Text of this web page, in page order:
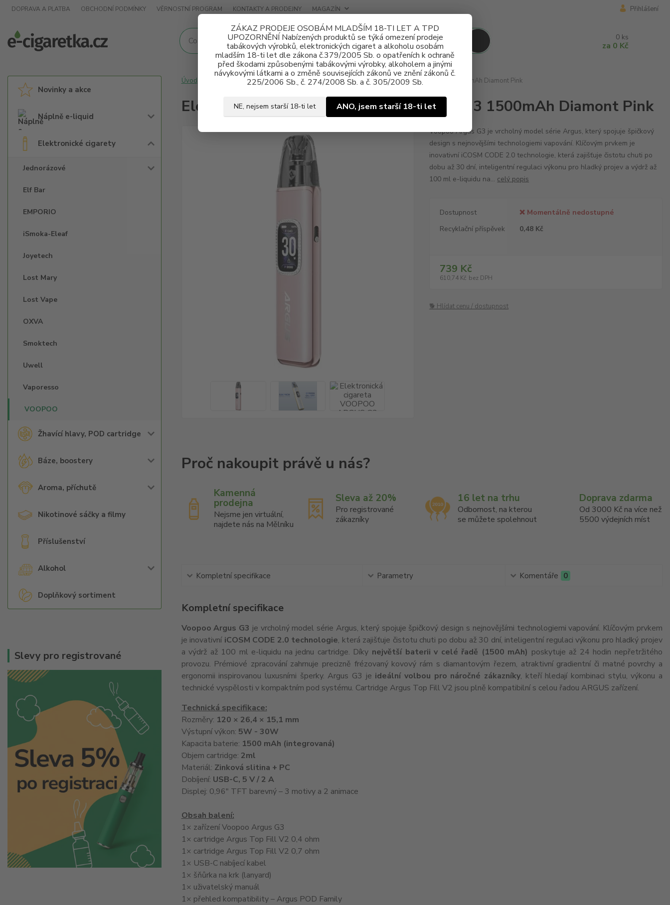
ZÁKAZ PRODEJE OSOBÁM MLADŠÍM 18-TI LET A TPD
UPOZORNĚNÍ Nabízených produktů se týká omezení prodeje
tabákových výrobků, elektronických cigaret a alkoholu osobám
mladším 18-ti let dle zákona č.379/2005 Sb. o opatřeních k ochraně
před škodami způsobenými tabákovými výrobky, alkoholem a jinými
návykovými látkami a o změně souvisejících zákonů ve znění zákonů č.
225/2006 Sb., č. 274/2008 Sb. a č. 305/2009 Sb.
NE, nejsem starší 18-ti let ANO, jsem starší 18-ti let
DOPRAVA A PLATBA OBCHODNÍ PODMÍNKY VĚRNOSTNÍ PROGRAM KONTAKTY A PRODEJNY MAGAZÍN Přihlášení
0 ks
za 0 Kč
Novinky a akce
Náplně e-liquid
Elektronické cigarety
Jednorázové
Elf Bar
EMPORIO
iSmoka-Eleaf
Joyetech
Lost Mary
Lost Vape
OXVA
Smoktech
Uwell
Vaporesso
VOOPOO
Žhavící hlavy, POD cartridge
Báze, boostery
Aroma, příchutě
Nikotinové sáčky a filmy
Příslušenství
Alkohol
Doplňkový sortiment
Slevy pro registrované
Úvod Elektronické cigarety VOOPOO Elektronická cigareta VOOPOO ARGUS G3 1500mAh Diamont Pink
Elektronická cigareta VOOPOO ARGUS G3 1500mAh Diamont Pink
Voopoo Argus G3 je vrcholný model série Argus, který spojuje špičkový
design s nejnovějšími technologiemi vapování. Klíčovým prvkem je
inovativní iCOSM CODE 2.0 technologie, která zajišťuje čistotu chuti po
dobu až 30 dní, inteligentní regulaci výkonu pro hladký projev a výdrž až
100 ml e-liquidu na... celý popis
Dostupnost
❌ Momentálně nedostupné
Recyklační příspěvek
0,48 Kč
739 Kč
610,74 Kč bez DPH
🐕 Hlídat cenu / dostupnost
Kamenná
prodejna
Nejsme jen virtuální,
najdete nás na Mělníku
Sleva až 20%
Pro registrované
zákazníky
16 let na trhu
Odbornost, na kterou
se můžete spolehnout
Doprava zdarma
Od 3000 Kč na více než
5500 výdejních míst
Kompletní specifikace Parametry Komentáře 0
Kompletní specifikace
Voopoo Argus G3 je vrcholný model série Argus, který spojuje špičkový design s nejnovějšími technologiemi vapování. Klíčovým prvkem
je inovativní iCOSM CODE 2.0 technologie, která zajišťuje čistotu chuti po dobu až 30 dní, inteligentní regulaci výkonu pro hladký projev
a výdrž až 100 ml e-liquidu na jednu cartridge. Díky největší baterii v celé řadě (1500 mAh) poskytuje až 24 hodin nepřetržitého
provozu. Prémiové zpracování zahrnuje precizně frézovaný kovový rám s diamantovým řezem, atraktivní gradientní či matné povrchy a
ergonomii inspirovanou luxusními šperky. Argus G3 je ideální volbou pro náročné zákazníky, kteří hledají kombinaci stylu, výkonu a
technické vyspělosti v kompaktním pod systému. Cartridge Argus Top Fill V2 jsou plně kompatibilní s celou řadou ARGUS zařízení.
Technická specifikace:
Rozměry: 120 × 26,4 × 15,1 mm
Výstupní výkon: 5W - 30W
Kapacita baterie: 1500 mAh (integrovaná)
Objem cartridge: 2ml
Materiál: Zinková slitina + PC
Dobíjení: USB-C, 5 V / 2 A
Displej: 0,96" TFT barevný – 3 motivy a 2 animace
Obsah balení:
1× zařízení Voopoo Argus G3
1× cartridge Argus Top Fill V2 0,4 ohm
1× cartridge Argus Top Fill V2 0,7 ohm
1× USB-C nabíjecí kabel
1× šňůrka na krk (lanyard)
1× uživatelský manuál
1× přehled kompatibility – Argus POD Family